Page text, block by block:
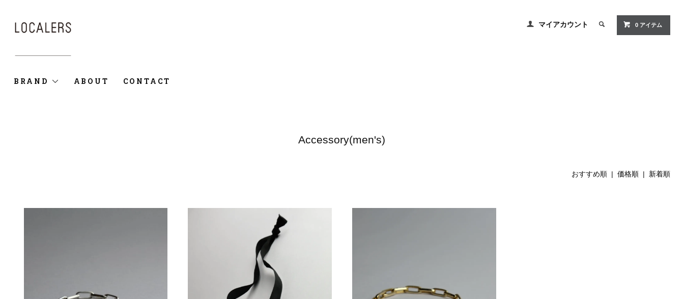
マイアカウント 0 アイテム
BRAND ABOUT CONTACT
Accessory(men's)
おすすめ順 |価格順 | 新着順